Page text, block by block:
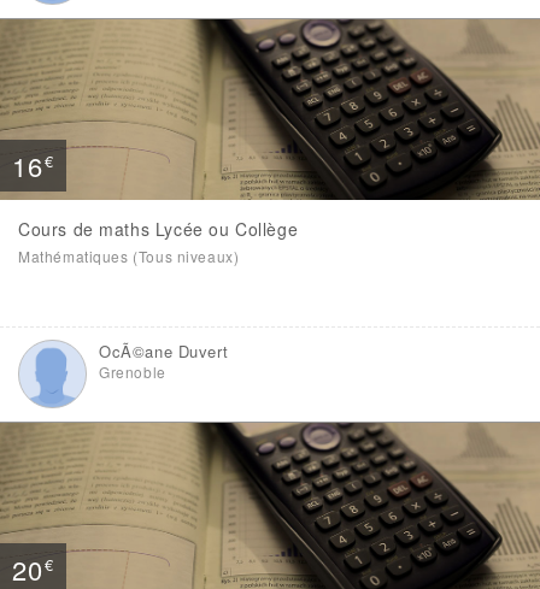
16€
Cours de maths Lycée ou Collège
Mathématiques (Tous niveaux)
OcÃ©ane Duvert
Grenoble
20€